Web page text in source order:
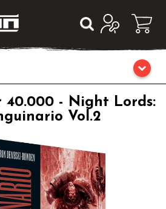
40.000 - Night Lords:
Vol.2